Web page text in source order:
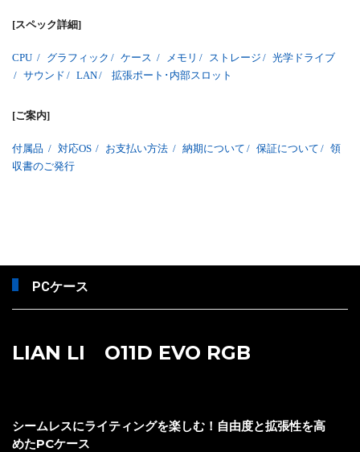
[スペック詳細]
CPU / グラフィック / ケース / メモリ / ストレージ / 光学ドライブ
/ サウンド / LAN/ 拡張ポート･内部スロット
[ご案内]
付属品 / 対応OS / お支払い方法 / 納期について / 保証について / 領
収書のご発行
PCケース
LIAN LI O11D EVO RGB
シームレスにライティングを楽しむ！自由度と拡張性を高
めたPCケース